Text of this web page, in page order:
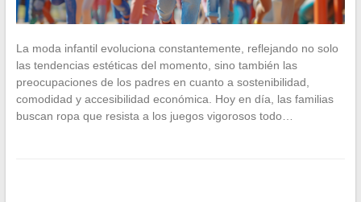
La moda infantil evoluciona constantemente, reflejando no solo
las tendencias estéticas del momento, sino también las
preocupaciones de los padres en cuanto a sostenibilidad,
comodidad y accesibilidad económica. Hoy en día, las familias
buscan ropa que resista a los juegos vigorosos todo…